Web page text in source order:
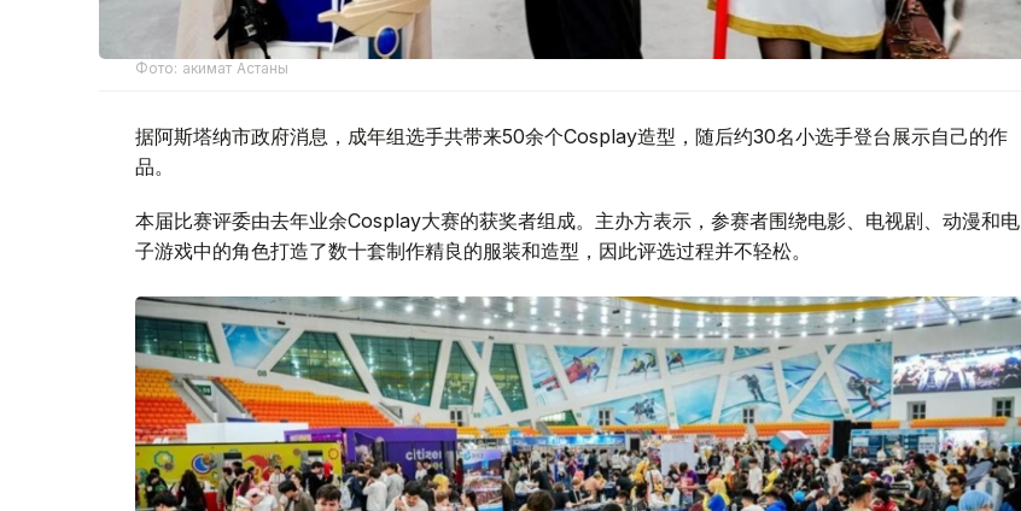
Фото: акимат Астаны
据阿斯塔纳市政府消息，成年组选手共带来50余个Cosplay造型，随后约30名小选手登台展示自己的作
品。
本届比赛评委由去年业余Cosplay大赛的获奖者组成。主办方表示，参赛者围绕电影、电视剧、动漫和电
子游戏中的角色打造了数十套制作精良的服装和造型，因此评选过程并不轻松。